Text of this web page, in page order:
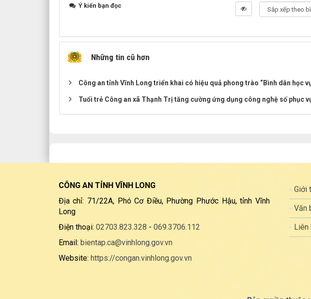
Ý kiến bạn đọc
Những tin cũ hơn
Công an tỉnh Vĩnh Long triển khai có hiệu quả phong trào “Bình dân học
Tuổi trẻ Công an xã Thạnh Trị tăng cường ứng dụng công nghệ số phục
CÔNG AN TỈNH VĨNH LONG
Địa chỉ: 71/22A, Phó Cơ Điều, Phường Phước Hậu, tỉnh Vĩnh
Long
Điện thoại: 02703.823.328 - 069.3706.112
Email: bientap.ca@vinhlong.gov.vn
Website: https://congan.vinhlong.gov.vn
Giới
Văn
Liên